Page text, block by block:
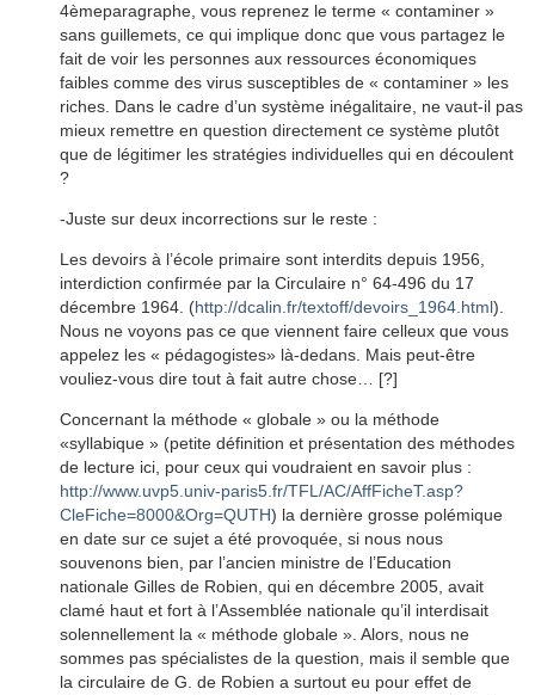
4èmeparagraphe, vous reprenez le terme « contaminer »
sans guillemets, ce qui implique donc que vous partagez le
fait de voir les personnes aux ressources économiques
faibles comme des virus susceptibles de « contaminer » les
riches. Dans le cadre d’un système inégalitaire, ne vaut-il pas
mieux remettre en question directement ce système plutôt
que de légitimer les stratégies individuelles qui en découlent
?
-Juste sur deux incorrections sur le reste :
Les devoirs à l’école primaire sont interdits depuis 1956,
interdiction confirmée par la Circulaire n° 64-496 du 17
décembre 1964. (http://dcalin.fr/textoff/devoirs_1964.html).
Nous ne voyons pas ce que viennent faire celleux que vous
appelez les « pédagogistes» là-dedans. Mais peut-être
vouliez-vous dire tout à fait autre chose… [?]
Concernant la méthode « globale » ou la méthode
«syllabique » (petite définition et présentation des méthodes
de lecture ici, pour ceux qui voudraient en savoir plus :
http://www.uvp5.univ-paris5.fr/TFL/AC/AffFicheT.asp?
CleFiche=8000&Org=QUTH) la dernière grosse polémique
en date sur ce sujet a été provoquée, si nous nous
souvenons bien, par l’ancien ministre de l’Education
nationale Gilles de Robien, qui en décembre 2005, avait
clamé haut et fort à l’Assemblée nationale qu’il interdisait
solennellement la « méthode globale ». Alors, nous ne
sommes pas spécialistes de la question, mais il semble que
la circulaire de G. de Robien a surtout eu pour effet de